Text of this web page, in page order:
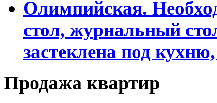
Олимпийская.
стол, журнальный
застеклена под
Продажа квартир